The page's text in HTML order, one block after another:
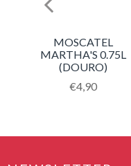
MOSCATEL
MARTHA'S 0.75L
(DOURO)
Translation
€4,90